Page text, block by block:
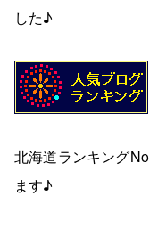
した♪
北海道ランキング
ます♪